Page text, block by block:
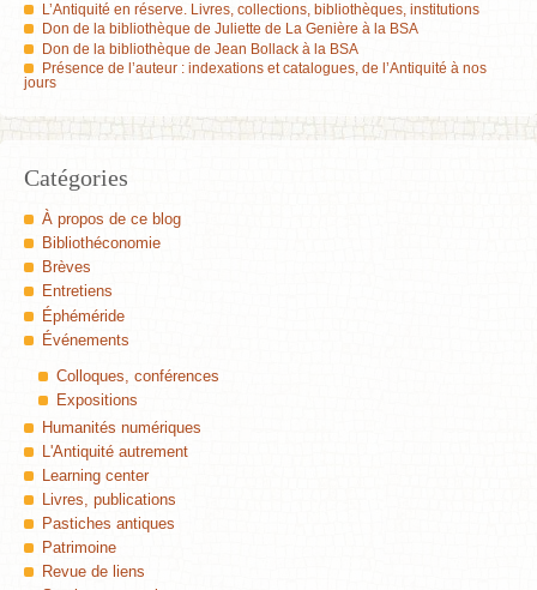
L’Antiquité en réserve. Livres, collections, bibliothèques, institutions
Don de la bibliothèque de Juliette de La Genière à la BSA
Don de la bibliothèque de Jean Bollack à la BSA
Présence de l’auteur : indexations et catalogues, de l’Antiquité à nos
jours
Catégories
À propos de ce blog
Bibliothéconomie
Brèves
Entretiens
Éphéméride
Événements
Colloques, conférences
Expositions
Humanités numériques
L'Antiquité autrement
Learning center
Livres, publications
Pastiches antiques
Patrimoine
Revue de liens